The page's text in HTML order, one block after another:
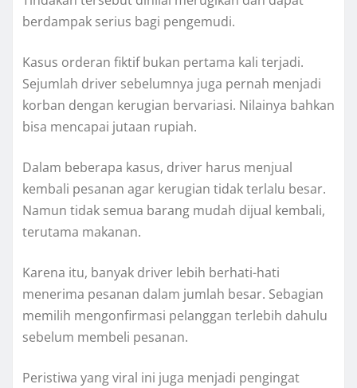
berdampak serius bagi pengemudi.
Kasus orderan fiktif bukan pertama kali terjadi.
Sejumlah driver sebelumnya juga pernah menjadi
korban dengan kerugian bervariasi. Nilainya bahkan
bisa mencapai jutaan rupiah.
Dalam beberapa kasus, driver harus menjual
kembali pesanan agar kerugian tidak terlalu besar.
Namun tidak semua barang mudah dijual kembali,
terutama makanan.
Karena itu, banyak driver lebih berhati-hati
menerima pesanan dalam jumlah besar. Sebagian
memilih mengonfirmasi pelanggan terlebih dahulu
sebelum membeli pesanan.
Peristiwa yang viral ini juga menjadi pengingat